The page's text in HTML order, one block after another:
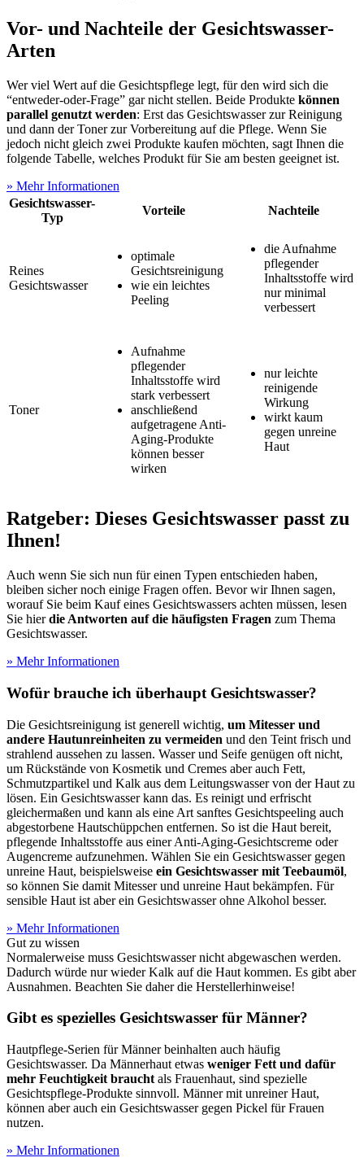
Vor- und Nachteile der Gesichtswasser-
Arten
Wer viel Wert auf die Gesichtspflege legt, für den wird sich die
“entweder-oder-Frage” gar nicht stellen. Beide Produkte können
parallel genutzt werden: Erst das Gesichtswasser zur Reinigung
und dann der Toner zur Vorbereitung auf die Pflege. Wenn Sie
jedoch nicht gleich zwei Produkte kaufen möchten, sagt Ihnen die
folgende Tabelle, welches Produkt für Sie am besten geeignet ist.
» Mehr Informationen
Gesichtswasser-
Typ
Vorteile Nachteile
Reines
Gesichtswasser
optimale
Gesichtsreinigung
wie ein leichtes
Peeling
die Aufnahme
pflegender
Inhaltsstoffe wird
nur minimal
verbessert
Toner
Aufnahme
pflegender
Inhaltsstoffe wird
stark verbessert
anschließend
aufgetragene Anti-
Aging-Produkte
können besser
wirken
nur leichte
reinigende
Wirkung
wirkt kaum
gegen unreine
Haut
Ratgeber: Dieses Gesichtswasser passt zu
Ihnen!
Auch wenn Sie sich nun für einen Typen entschieden haben,
bleiben sicher noch einige Fragen offen. Bevor wir Ihnen sagen,
worauf Sie beim Kauf eines Gesichtswassers achten müssen, lesen
Sie hierdie Antworten auf die häufigsten Fragen zum Thema
Gesichtswasser.
» Mehr Informationen
Wofür brauche ich überhaupt Gesichtswasser?
Die Gesichtsreinigung ist generell wichtig, um Mitesser und
andere Hautunreinheiten zu vermeiden und den Teint frisch und
strahlend aussehen zu lassen. Wasser und Seife genügen oft nicht,
um Rückstände von Kosmetik und Cremes aber auch Fett,
Schmutzpartikel und Kalk aus dem Leitungswasser von der Haut zu
lösen. Ein Gesichtswasser kann das. Es reinigt und erfrischt
gleichermaßen und kann als eine Art sanftes Gesichtspeeling auch
abgestorbene Hautschüppchen entfernen. So ist die Haut bereit,
pflegende Inhaltsstoffe aus einer Anti-Aging-Gesichtscreme oder
Augencreme aufzunehmen. Wählen Sie ein Gesichtswasser gegen
unreine Haut, beispielsweise ein Gesichtswasser mit Teebaumöl,
so können Sie damit Mitesser und unreine Haut bekämpfen. Für
sensible Haut ist aber ein Gesichtswasser ohne Alkohol besser.
» Mehr Informationen
Gut zu wissen
Normalerweise muss Gesichtswasser nicht abgewaschen werden.
Dadurch würde nur wieder Kalk auf die Haut kommen. Es gibt aber
Ausnahmen. Beachten Sie daher die Herstellerhinweise!
Gibt es spezielles Gesichtswasser für Männer?
Hautpflege-Serien für Männer beinhalten auch häufig
Gesichtswasser. Da Männerhaut etwas weniger Fett und dafür
mehr Feuchtigkeit braucht als Frauenhaut, sind spezielle
Gesichtspflege-Produkte sinnvoll. Männer mit unreiner Haut,
können aber auch ein Gesichtswasser gegen Pickel für Frauen
nutzen.
» Mehr Informationen